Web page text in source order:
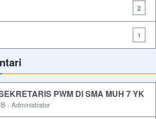
2
1
PWM DI SMA MUH 7 YK
- Administrator